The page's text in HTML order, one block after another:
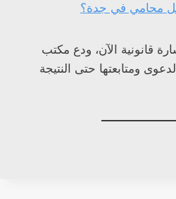
محامي في جدة؟
قانونية الآن، ودع مكتب
ومتابعتها حتى النتيجة